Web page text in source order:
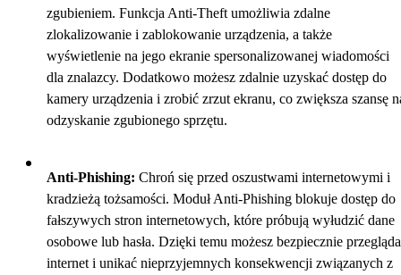
zgubieniem. Funkcja Anti-Theft umożliwia zdalne
zlokalizowanie i zablokowanie urządzenia, a także
wyświetlenie na jego ekranie spersonalizowanej wiadomości
dla znalazcy. Dodatkowo możesz zdalnie uzyskać dostęp do
kamery urządzenia i zrobić zrzut ekranu, co zwiększa szansę
odzyskanie zgubionego sprzętu.
Anti-Phishing: Chroń się przed oszustwami internetowymi i
kradzieżą tożsamości. Moduł Anti-Phishing blokuje dostęp do
fałszywych stron internetowych, które próbują wyłudzić dane
osobowe lub hasła. Dzięki temu możesz bezpiecznie
internet i unikać nieprzyjemnych konsekwencji związanych z